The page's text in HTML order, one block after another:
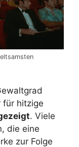
für hitzige
. Viele
die eine
zur Folge